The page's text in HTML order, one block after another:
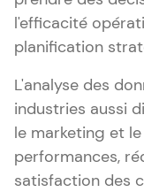
l'efficacité
planification
L'analyse des
industries aussi
le marketing et
performances,
satisfaction des